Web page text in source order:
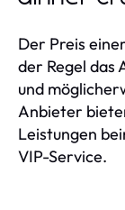
Der Preis
der Regel das
und
Anbieter
Leistungen
VIP-Service.